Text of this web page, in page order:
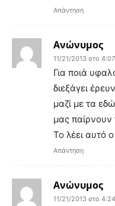
Απάντηση
Ανώνυμος
11/21/2013 στο
Για ποιά
διεξάγει
μαζί με τα
μας παίρνουν
Το λέει αυτό
Απάντηση
Ανώνυμος
11/21/2013 στο